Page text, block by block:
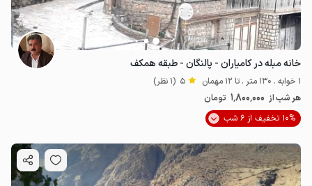
خانه مبله در کامیاران - پالنگان - طبقه همکف
1 خوابه . 130 متر . تا 12 مهمان 5 (1 نظر)
هر شب از 1٬800٬000 تومان
10% تخفیف از 6 شب